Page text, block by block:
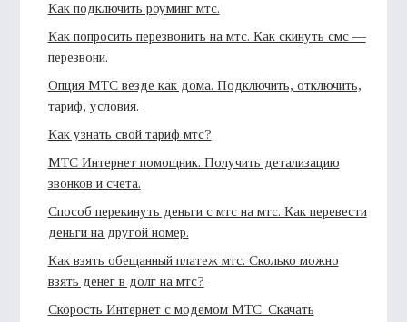
Как подключить роуминг мтс.
Как попросить перезвонить на мтс. Как скинуть смс —
перезвони.
Опция МТС везде как дома. Подключить, отключить,
тариф, условия.
Как узнать свой тариф мтс?
МТС Интернет помощник. Получить детализацию
звонков и счета.
Способ перекинуть деньги с мтс на мтс. Как перевести
деньги на другой номер.
Как взять обещанный платеж мтс. Сколько можно
взять денег в долг на мтс?
Скорость Интернет с модемом МТС. Скачать